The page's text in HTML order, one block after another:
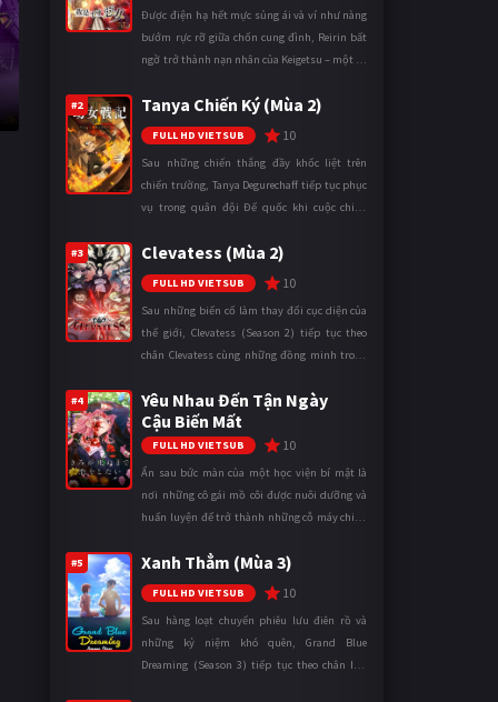
Được điện hạ hết mực sủng ái và ví như nàng
bướm rực rỡ giữa chốn cung đình, Reirin bất
ngờ trở thành nạn nhân của Keigetsu – một kẻ
thuật để hoán đổi th ...
#2 Tanya Chiến Ký (Mùa 2)
FULL HD VIETSUB 10
Sau những chiến thắng đầy khốc liệt trên
chiến trường, Tanya Degurechaff tiếp tục phục
vụ trong quân đội Đế quốc khi cuộc chiến
mặt trận. Dù sở hữu tài năn ...
#3 Clevatess (Mùa 2)
FULL HD VIETSUB 10
Sau những biến cố làm thay đổi cục diện của
thế giới, Clevatess (Season 2) tiếp tục theo
chân Clevatess cùng những đồng minh trong
loại đến bờ vực diệ ...
#4
Yêu Nhau Đến Tận Ngày
Cậu Biến Mất
FULL HD VIETSUB 10
Ẩn sau bức màn của một học viện bí mật là
nơi những cô gái mồ côi được nuôi dưỡng và
huấn luyện để trở thành những cỗ máy chiến
được xem là điều hiển nh ...
#5 Xanh Thẳm (Mùa 3)
FULL HD VIETSUB 10
Sau hàng loạt chuyến phiêu lưu điên rồ và
những kỷ niệm khó quên, Grand Blue
Dreaming (Season 3) tiếp tục theo chân Iori